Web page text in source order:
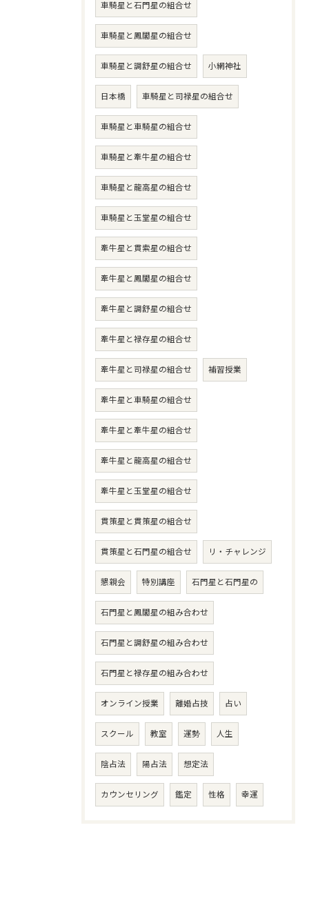
車騎星と石門星の組合せ
車騎星と鳳閣星の組合せ
車騎星と調舒星の組合せ 小網神社
日本橋 車騎星と司禄星の組合せ
車騎星と車騎星の組合せ
車騎星と牽牛星の組合せ
車騎星と龍高星の組合せ
車騎星と玉堂星の組合せ
牽牛星と貫索星の組合せ
牽牛星と鳳閣星の組合せ
牽牛星と調舒星の組合せ
牽牛星と禄存星の組合せ
牽牛星と司禄星の組合せ 補習授業
牽牛星と車騎星の組合せ
牽牛星と牽牛星の組合せ
牽牛星と龍高星の組合せ
牽牛星と玉堂星の組合せ
貫策星と貫策星の組合せ
貫策星と石門星の組合せ リ・チャレンジ
懇親会 特別講座 石門星と石門星の
石門星と鳳閣星の組み合わせ
石門星と調舒星の組み合わせ
石門星と禄存星の組み合わせ
オンライン授業 離婚占技 占い
スクール 教室 運勢 人生
陰占法 陽占法 想定法
カウンセリング 鑑定 性格 幸運